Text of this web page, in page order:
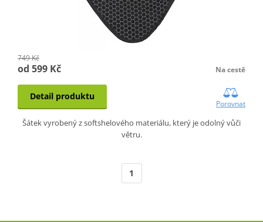
749 Kč
od 599 Kč Na cestě
Detail produktu
Porovnat
Šátek vyrobený z softshelového materiálu, který je odolný vůči
větru.
1